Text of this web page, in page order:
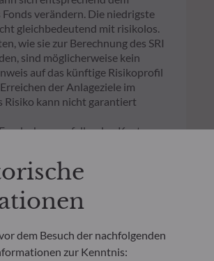
verändern. Die niedrigste
gleichbedeutend mit risikolos.
wie sie zur Berechnung des SRI
sind möglicherweise kein
auf das künftige Risikoprofil
der Anlageziele im
Risiko kann nicht garantiert
anfallenden Kosten
bzw.
gemäß dem in der Rubrik
Prozentsatz des
berücksichtigt. Kosten für die
zusätzlich mindern.
dem Besuch der nachfolgenden
zur Kenntnis: